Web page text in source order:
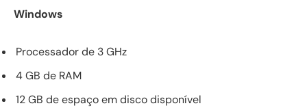
Windows
Processador de 3 GHz
4 GB de RAM
12 GB de espaço em disco disponível